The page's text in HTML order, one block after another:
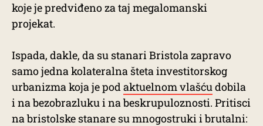
koje je predviđeno za taj megalomanski
projekat.
Ispada, dakle, da su stanari Bristola zapravo
samo jedna kolateralna šteta investitorskog
urbanizma koja je podaktuelnom vlašćudobila
i na bezobrazluku i na beskrupuloznosti. Pritisci
na bristolske stanare su mnogostruki i brutalni: